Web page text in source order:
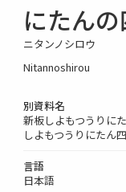
にたん
ニタンノシロウ
Nitannoshirou
別資料名
新板しよもつうりに
しよもつうりにたん
言語
日本語